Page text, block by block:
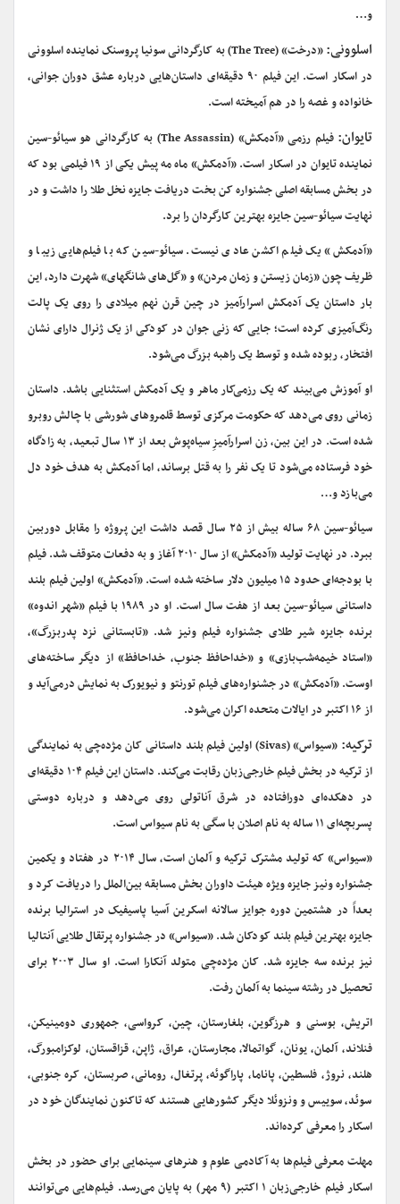
و…
اسلوونی:
«درخت» (The Tree) به کارگردانی سونیا پروسنک نماینده اسلوونی
در اسکار است. این فیلم ۹۰ دقیقه‌ای داستان‌هایی درباره عشق دوران جوانی،
خانواده و غصه را در هم آمیخته است.
تایوان:
فیلم رزمی «آدمکش» (The Assassin) به کارگردانی هو سیائو-سین
نماینده تایوان در اسکار است. «آدمکش» ماه مه پیش یکی از ۱۹ فیلمی بود که
در بخش مسابقه اصلی جشنواره کن بخت دریافت جایزه نخل طلا را داشت و در
نهایت سیائو-سین جایزه بهترین کارگردان را برد.
«آدمکش» یک فیلم اکشن عادی نیست. سیائو-سین که با فیلم‌هایی زیبا و
ظریف چون «زمان زیستن و زمان مردن» و «گل‌های شانگهای» شهرت دارد، این
بار داستان یک آدمکش اسرارآمیز در چین قرن نهم میلادی را روی یک پالت
رنگ‌آمیزی کرده است؛ جایی که زنی جوان در کودکی از یک ژنرال دارای نشان
افتخار، ربوده شده و توسط یک راهبه بزرگ می‌شود.
او آموزش می‌بیند که یک رزمی‌کار ماهر و یک آدمکش استثنایی باشد. داستان
زمانی روی می‌دهد که حکومت مرکزی توسط قلمروهای شورشی با چالش روبرو
شده است. در این بین، زن اسرارآمیزِ سیاه‌پوش بعد از ۱۳ سال تبعید، به زادگاه
خود فرستاده می‌شود تا یک نفر را به قتل برساند، اما آدمکش به هدف خود دل
می‌بازد و…
سیائو-سین ۶۸ ساله بیش از ۲۵ سال قصد داشت این پروژه را مقابل دوربین
ببرد. در نهایت تولید «آدمکش» از سال ۲۰۱۰ آغاز و به دفعات متوقف شد. فیلم
با بودجه‌ای حدود ۱۵ میلیون دلار ساخته شده است. «آدمکش» اولین فیلم بلند
داستانی سیائو-سین بعد از هفت سال است. او در ۱۹۸۹ با فیلم «شهر اندوه»‌
برنده جایزه شیر طلای جشنواره فیلم ونیز شد. «تابستانی نزد پدربزرگ»،
«استاد خیمه‌شب‌بازی» و «خداحافظ جنوب، خداحافظ» از دیگر ساخته‌های
اوست. «آدمکش» در جشنواره‌های فیلم تورنتو و نیویورک به نمایش درمی‌آید و
از ۱۶ اکتبر در ایالات متحده اکران می‌شود.
ترکیه:
«سیواس» (Sivas) اولین فیلم بلند داستانی کان مژده‌چی به نمایندگی
از ترکیه در بخش فیلم خارجی‌زبان رقابت می‌کند. داستان این فیلم ۱۰۴ دقیقه‌ای
در دهکده‌ای دورافتاده در شرق آناتولی روی می‌دهد و درباره دوستی
پسربچه‌ای ۱۱ ساله به نام اصلان با سگی به نام سیواس است.
«سیواس» که تولید مشترک ترکیه و آلمان است، سال ۲۰۱۴ در هفتاد و یکمین
جشنواره ونیز جایزه ویژه هیئت داوران بخش مسابقه بین‌الملل را دریافت کرد و
بعداً در هشتمین دوره جوایز سالانه اسکرین آسیا پاسیفیک در استرالیا برنده
جایزه بهترین فیلم بلند کودکان شد. «سیواس»‌ در جشنواره پرتقال طلایی آنتالیا
نیز برنده سه جایزه شد. کان مژده‌چی متولد آنکارا است. او سال ۲۰۰۳ برای
تحصیل در رشته سینما به آلمان رفت.
اتریش، بوسنی و هرزگوین، بلغارستان، چین، کرواسی، جمهوری دومینیکن،
فنلاند، آلمان، یونان، گواتمالا، مجارستان، عراق، ژاپن، قزاقستان، لوکزامبورگ،
هلند، نروژ، فلسطین، پاناما، پاراگوئه، پرتغال، رومانی، صربستان، کره جنوبی،
سوئد، سوییس و ونزوئلا دیگر کشورهایی هستند که تاکنون نمایندگان خود در
اسکار را معرفی کرده‌اند.
مهلت معرفی فیلم‌ها به آکادمی علوم و هنرهای سینمایی برای حضور در بخش
اسکار فیلم خارجی‌زبان ۱ اکتبر (۹ مهر) به پایان می‌رسد. فیلم‌هایی می‌توانند